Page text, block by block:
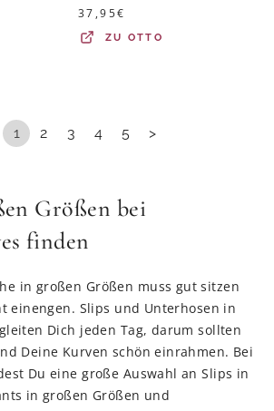
37,95€
ZU OTTO
1 2 3 4 5 >
Größen bei
finden
in großen Größen muss gut sitzen
einengen. Slips und Unterhosen in
Dich jeden Tag, darum sollten
Deine Kurven schön einrahmen. Bei
Du eine große Auswahl an Slips in
in großen Größen und